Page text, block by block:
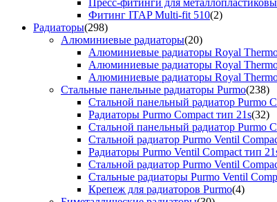
Пресс-фитинги для
Фитинг ITAP Multi-fit 510(2)
Радиаторы(298)
Алюминиевые радиаторы(20)
Алюминиевые радиаторы Royal
Алюминиевые радиаторы Royal
Алюминиевые радиаторы Royal
Стальные панельные радиаторы Purmo(238)
Стальной панельный радиатор Purmo
Радиаторы Purmo Compact тип 21s(32)
Стальной панельный радиатор Purmo
Стальной радиатор Purmo Ventil
Радиаторы Purmo Ventil Compact тип
Стальной радиатор Purmo Ventil
Стальные радиаторы Purmo Ventil
Крепеж для радиаторов Purmo(4)